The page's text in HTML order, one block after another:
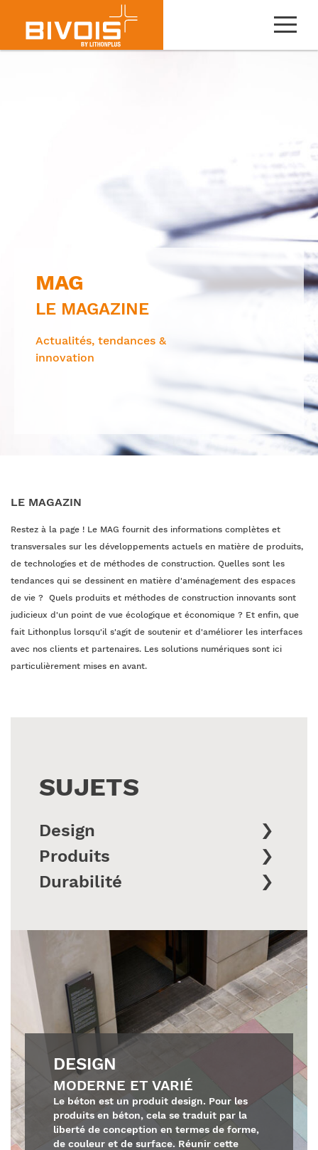
MAG
LE MAGAZINE
Actualités, tendances &
innovation
LE MAGAZIN
Restez à la page ! Le MAG fournit des informations complètes et
transversales sur les développements actuels en matière de produits,
de technologies et de méthodes de construction. Quelles sont les
tendances qui se dessinent en matière d'aménagement des espaces
de vie ? Quels produits et méthodes de construction innovants sont
judicieux d'un point de vue écologique et économique ? Et enfin, que
fait Lithonplus lorsqu'il s'agit de soutenir et d'améliorer les interfaces
avec nos clients et partenaires. Les solutions numériques sont ici
particulièrement mises en avant.
DESIGN
MODERNE ET VARIÉ
Le béton est un produit design. Pour les
produits en béton, cela se traduit par la
liberté de conception en termes de forme,
de couleur et de surface. Réunir cette
SUJETS
Design
Produits
Durabilité